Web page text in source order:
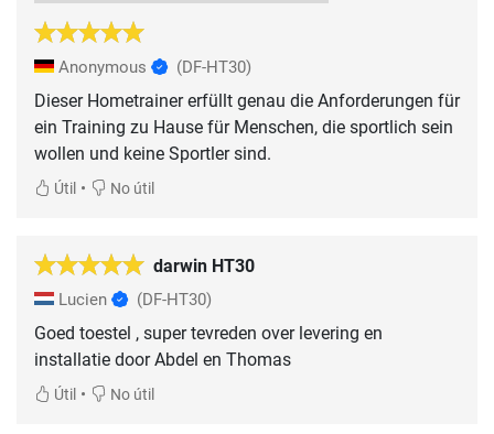
Anonymous (DF-HT30)
Dieser Hometrainer erfüllt genau die Anforderungen für
ein Training zu Hause für Menschen, die sportlich sein
wollen und keine Sportler sind.
Útil • No útil
darwin HT30
Lucien (DF-HT30)
Goed toestel , super tevreden over levering en
installatie door Abdel en Thomas
Útil • No útil